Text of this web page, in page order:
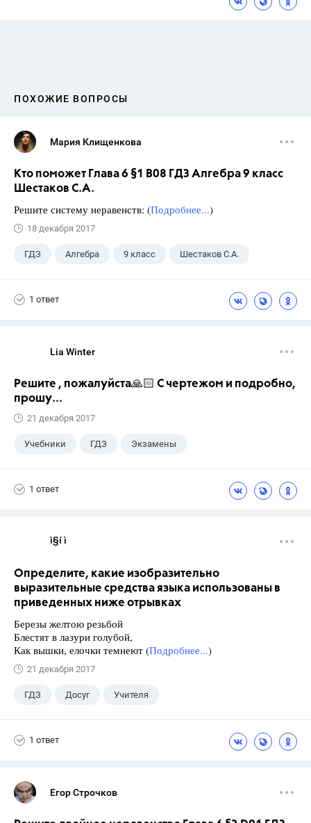
ПОХОЖИЕ ВОПРОСЫ
Мария Клищенкова
Кто поможет Глава 6 §1 B08 ГДЗ Алгебра 9 класс
Шестаков С.А.
Решите систему неравенств: (Подробнее...)
18 декабря 2017
ГДЗ Алгебра 9 класс Шестаков С.А.
1 ответ
Lia Winter
Решите , пожалуйста🙏🏻 С чертежом и подробно,
прошу...
21 декабря 2017
Учебники ГДЗ Экзамены
1 ответ
ì§í ì 
Определите, какие изобразительно
выразительные средства языка использованы в
приведенных ниже отрывках
Березы желтою резьбой
Блестят в лазури голубой,
Как вышки, елочки темнеют (Подробнее...)
21 декабря 2017
ГДЗ Досуг Учителя
1 ответ
Егор Строчков